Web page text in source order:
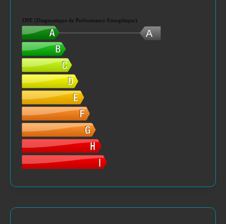
A
DPE (Diagnostique de Performance Energétique)